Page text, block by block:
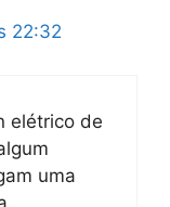
22:32
elétrico de
uma